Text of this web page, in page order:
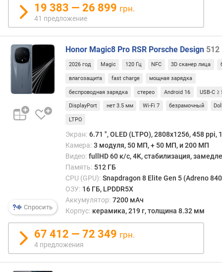
(в
числе
в
таких
в
у
п
р
е
д
н
и
о
н
а
л
ь
д
19 383 — 26 899 грн.
41 предложение
Спросить
Honor Magic8 Pro RSR Porsche Design 512
2026 год Magic 120 Гц NFC 3D сканер лица
влагозащита fast charge мощная зарядка
беспроводная зарядка стерео Android 16 USB-C ≥
DisplayPort нет 3.5 мм Wi-Fi 7 безрамочный
LTPO
Экран: 6.71 ", OLED (LTPO), 2808x1256, 458 ppi,
Камера: 3 модуля, 50 МП, + 50 МП, и 200 МП
Видео: fullHD 60 к/с, 4K, стабилизация,
Память: 512 ГБ
CPU (GPU): Snapdragon 8 Elite Gen 5 (Adreno
ОЗУ: 16 ГБ, LPDDR5X
Аккумулятор: 7200 мАч
Корпус: керамика, 219 г, толщина 8.32 мм
67 412 — 72 349 грн.
4 предложения